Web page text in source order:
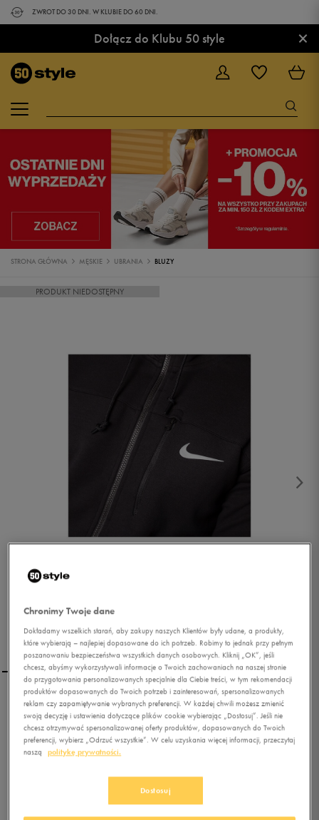
ZWROT DO 30 DNI. W KLUBIE DO 60 DNI.
Dołącz do Klubu 50 style ×
STRONA GŁÓWNA MĘSKIE UBRANIA BLUZY
PRODUKT NIEDOSTĘPNY
NIKE BLUZA AV15 FLC FZ
HDY
0.0(0)
KLUBIE 50 STYLE
Chronimy Twoje dane
Dokładamy wszelkich starań, aby zakupy naszych Klientów były udane, a produkty,
które wybierają – najlepiej dopasowane do ich potrzeb. Robimy to jednak przy pełnym
poszanowaniu bezpieczeństwa wszystkich danych osobowych. Kliknij „OK”, jeśli
chcesz, abyśmy wykorzystywali informacje o Twoich zachowaniach na naszej stronie
do przygotowania personalizowanych specjalnie dla Ciebie treści, w tym rekomendacji
produktów dopasowanych do Twoich potrzeb i zainteresowań, spersonalizowanych
reklam czy zapamiętywanie wybranych preferencji. W każdej chwili możesz zmienić
swoją decyzję i ustawienia dotyczące plików cookie wybierając „Dostosuj”. Jeśli nie
chcesz otrzymywać spersonalizowanej oferty produktów, dopasowanych do Twoich
preferencji, wybierz „Odrzuć wszystkie”. W celu uzyskania więcej informacji, przeczytaj
naszą
politykę prywatności.
Dostosuj